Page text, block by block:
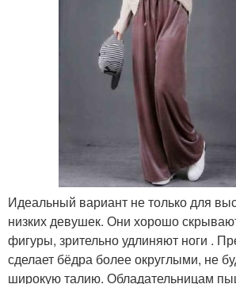
Идеальный вариант не только для
низких девушек. Они хорошо
фигуры, зрительно удлиняют ноги .
сделает бёдра более округлыми, не
широкую талию. Обладательницам